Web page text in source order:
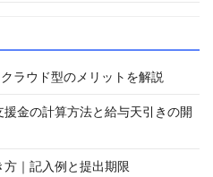
ラウド型のメリットを解説
援金の計算方法と給与天引きの開
方｜記入例と提出期限